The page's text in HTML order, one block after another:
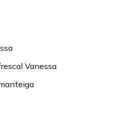
Vanessa